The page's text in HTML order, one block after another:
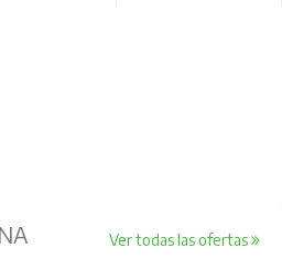
Ver todas las ofertas